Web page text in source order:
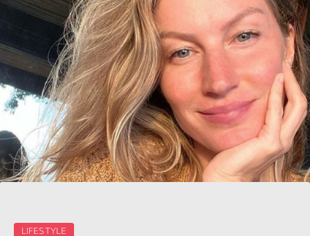
LIFESTYLE